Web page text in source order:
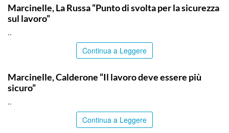
Marcinelle, La Russa “Punto di svolta per la sicurezza
sul lavoro”
..
Continua a Leggere
Marcinelle, Calderone “Il lavoro deve essere più
sicuro”
..
Continua a Leggere